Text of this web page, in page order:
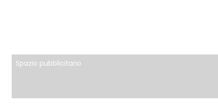
Spazio pubblicitario